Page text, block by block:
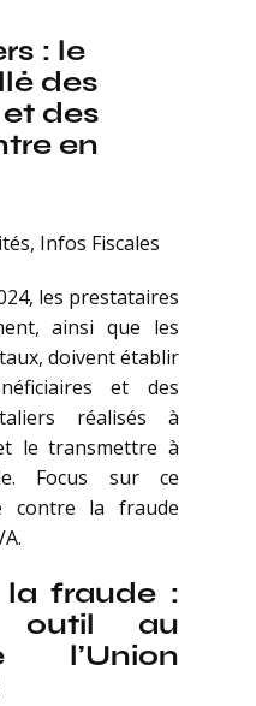
: le
des
des
en
, Infos Fiscales
les prestataires
ainsi que les
doivent établir
et des
réalisés à
le transmettre à
Focus sur ce
contre la fraude
fraude :
outil au
l’Union